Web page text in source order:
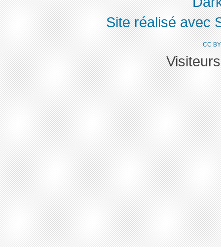
Site réalisé avec
CC